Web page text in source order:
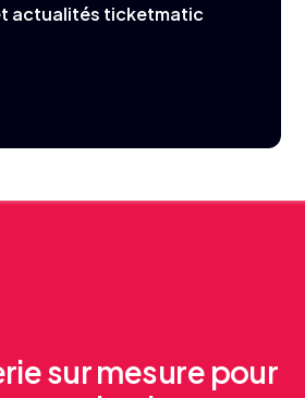
actualités ticketmatic
sur mesure pour